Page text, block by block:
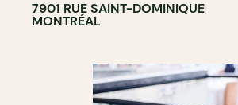
7901 RUE SAINT-DOMINIQUE
MONTRÉAL